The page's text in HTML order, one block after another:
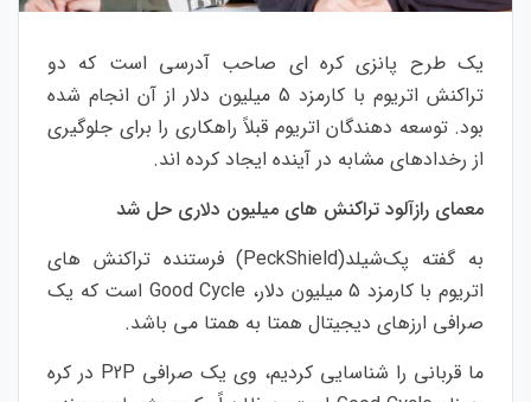
یک طرح پانزی کره ای صاحب آدرسی است که دو
تراکنش اتریوم با کارمزد 5 میلیون دلار از آن انجام شده
بود. توسعه دهندگان اتریوم قبلاً راهکاری را برای جلوگیری
از رخدادهای مشابه در آینده ایجاد کرده اند.
معمای رازآلود تراکنش های میلیون دلاری حل شد
به گفته پک‌شیلد(PeckShield) فرستنده تراکنش های
اتریوم با کارمزد 5 میلیون دلار، Good Cycle است که یک
صرافی ارزهای دیجیتال همتا به همتا می باشد.
ما قربانی را شناسایی کردیم، وی یک صرافی P2P در کره